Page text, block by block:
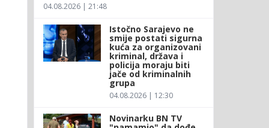
04.08.2026 | 21:48
Istočno Sarajevo ne
smije postati sigurna
kuća za organizovani
kriminal, država i
policija moraju biti
jače od kriminalnih
grupa
04.08.2026 | 12:30
Novinarku BN TV